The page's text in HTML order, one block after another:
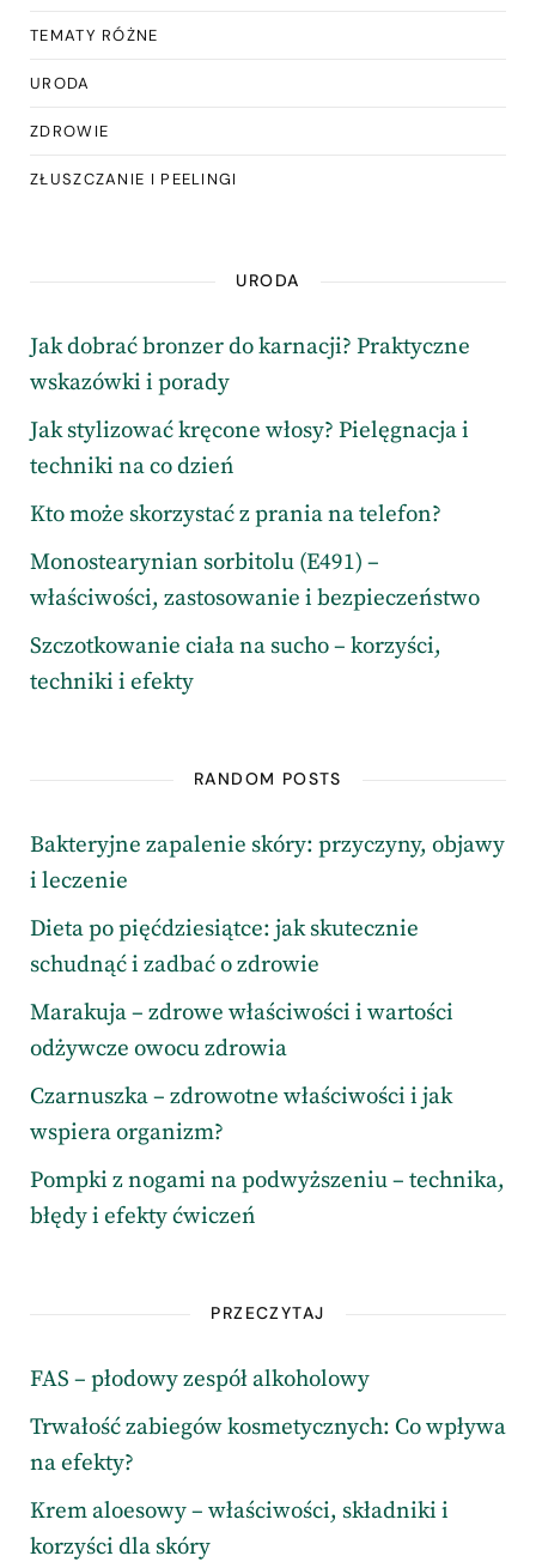
TEMATY RÓŻNE
URODA
ZDROWIE
ZŁUSZCZANIE I PEELINGI
URODA
Jak dobrać bronzer do karnacji? Praktyczne
wskazówki i porady
Jak stylizować kręcone włosy? Pielęgnacja i
techniki na co dzień
Kto może skorzystać z prania na telefon?
Monostearynian sorbitolu (E491) –
właściwości, zastosowanie i bezpieczeństwo
Szczotkowanie ciała na sucho – korzyści,
techniki i efekty
RANDOM POSTS
Bakteryjne zapalenie skóry: przyczyny, objawy
i leczenie
Dieta po pięćdziesiątce: jak skutecznie
schudnąć i zadbać o zdrowie
Marakuja – zdrowe właściwości i wartości
odżywcze owocu zdrowia
Czarnuszka – zdrowotne właściwości i jak
wspiera organizm?
Pompki z nogami na podwyższeniu – technika,
błędy i efekty ćwiczeń
PRZECZYTAJ
FAS – płodowy zespół alkoholowy
Trwałość zabiegów kosmetycznych: Co wpływa
na efekty?
Krem aloesowy – właściwości, składniki i
korzyści dla skóry